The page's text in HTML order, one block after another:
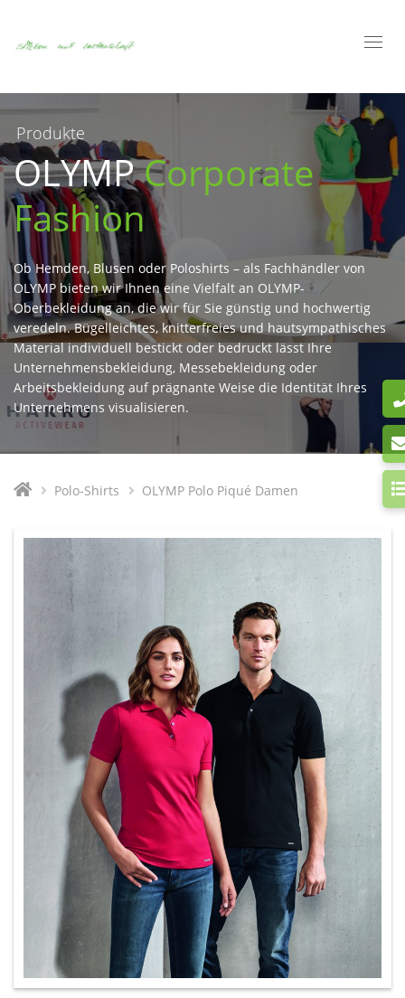
Produkte
OLYMPCorporate
Fashion
Ob Hemden, Blusen oder Poloshirts – als Fachhändler von
OLYMP bieten wir Ihnen eine Vielfalt an OLYMP-
Oberbekleidung an, die wir für Sie günstig und hochwertig
veredeln. Bügelleichtes, knitterfreies und hautsympathisches
Material individuell bestickt oder bedruckt lässt Ihre
Unternehmensbekleidung, Messebekleidung oder
Arbeitsbekleidung auf prägnante Weise die Identität Ihres
Unternehmens visualisieren.
Polo-Shirts OLYMP Polo Piqué Damen